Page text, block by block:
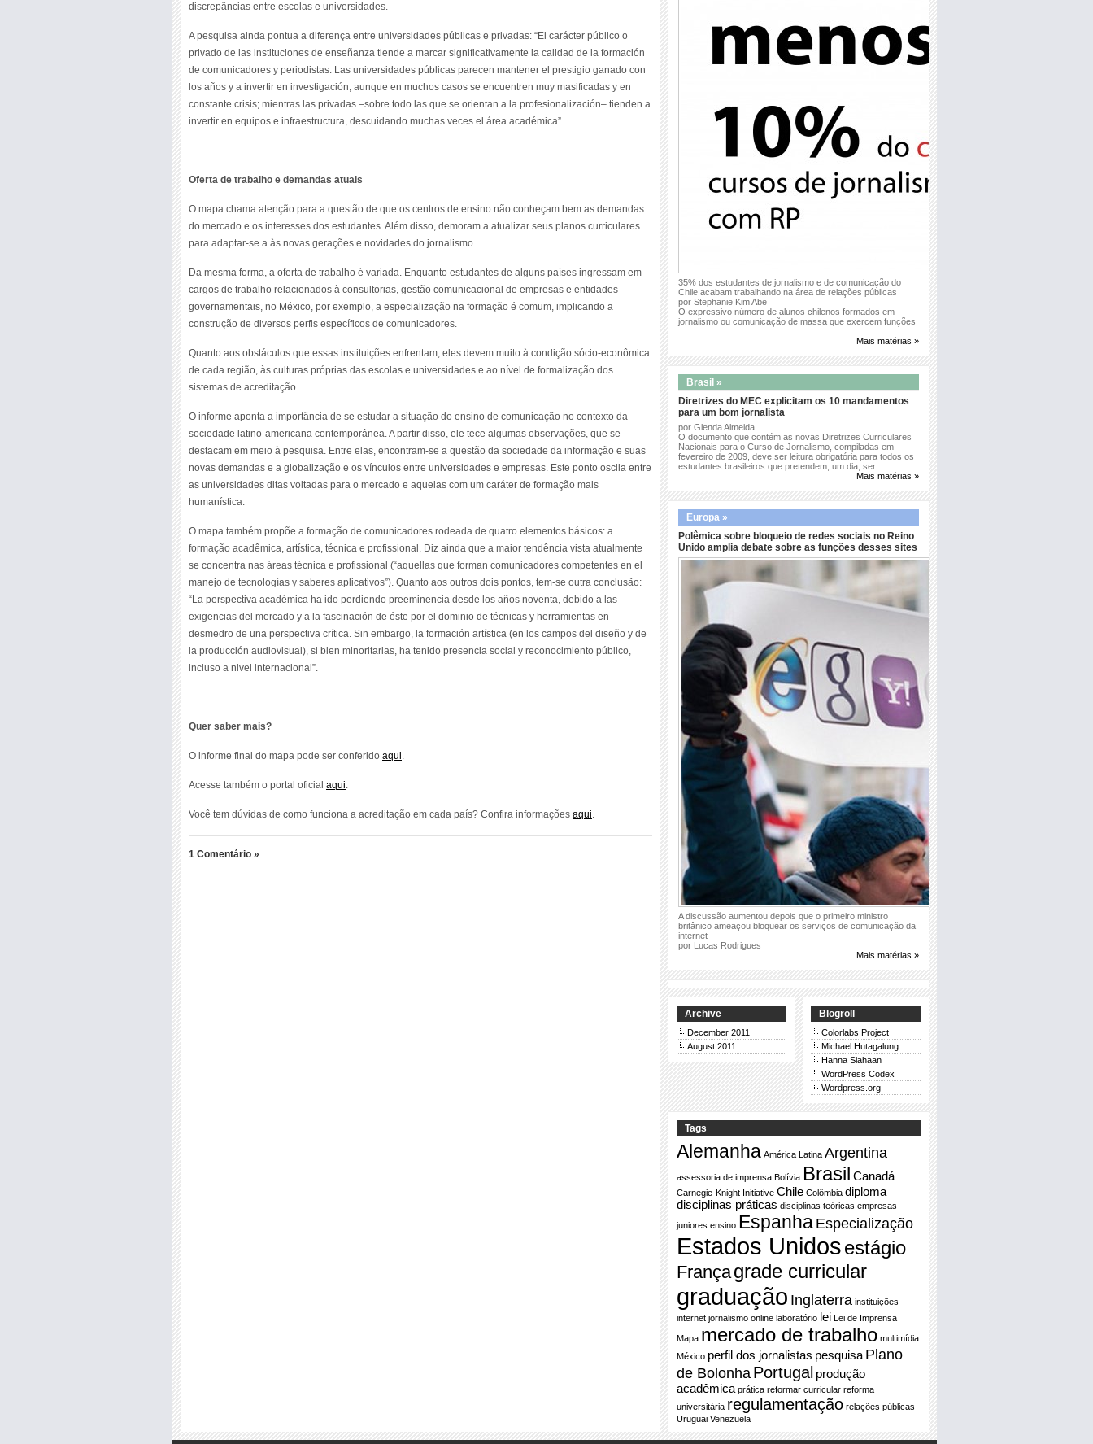
discrepâncias entre escolas e universidades.
A pesquisa ainda pontua a diferença entre universidades públicas e privadas: “El carácter público o
privado de las instituciones de enseñanza tiende a marcar significativamente la calidad de la formación
de comunicadores y periodistas. Las universidades públicas parecen mantener el prestigio ganado con
los años y a invertir en investigación, aunque en muchos casos se encuentren muy masificadas y en
constante crisis; mientras las privadas –sobre todo las que se orientan a la profesionalización– tienden a
invertir en equipos e infraestructura, descuidando muchas veces el área académica”.
Oferta de trabalho e demandas atuais
O mapa chama atenção para a questão de que os centros de ensino não conheçam bem as demandas
do mercado e os interesses dos estudantes. Além disso, demoram a atualizar seus planos curriculares
para adaptar-se a às novas gerações e novidades do jornalismo.
Da mesma forma, a oferta de trabalho é variada. Enquanto estudantes de alguns países ingressam em
cargos de trabalho relacionados à consultorias, gestão comunicacional de empresas e entidades
governamentais, no México, por exemplo, a especialização na formação é comum, implicando a
construção de diversos perfis específicos de comunicadores.
Quanto aos obstáculos que essas instituições enfrentam, eles devem muito à condição sócio-econômica
de cada região, às culturas próprias das escolas e universidades e ao nível de formalização dos
sistemas de acreditação.
O informe aponta a importância de se estudar a situação do ensino de comunicação no contexto da
sociedade latino-americana contemporânea. A partir disso, ele tece algumas observações, que se
destacam em meio à pesquisa. Entre elas, encontram-se a questão da sociedade da informação e suas
novas demandas e a globalização e os vínculos entre universidades e empresas. Este ponto oscila entre
as universidades ditas voltadas para o mercado e aquelas com um caráter de formação mais
humanística.
O mapa também propõe a formação de comunicadores rodeada de quatro elementos básicos: a
formação acadêmica, artística, técnica e profissional. Diz ainda que a maior tendência vista atualmente
se concentra nas áreas técnica e profissional (“aquellas que forman comunicadores competentes en el
manejo de tecnologías y saberes aplicativos”). Quanto aos outros dois pontos, tem-se outra conclusão:
“La perspectiva académica ha ido perdiendo preeminencia desde los años noventa, debido a las
exigencias del mercado y a la fascinación de éste por el dominio de técnicas y herramientas en
desmedro de una perspectiva crítica. Sin embargo, la formación artística (en los campos del diseño y de
la producción audiovisual), si bien minoritarias, ha tenido presencia social y reconocimiento público,
incluso a nivel internacional”.
Quer saber mais?
O informe final do mapa pode ser conferido aqui.
Acesse também o portal oficial aqui.
Você tem dúvidas de como funciona a acreditação em cada país? Confira informações aqui.
1 Comentário »
35% dos estudantes de jornalismo e de comunicação do
Chile acabam trabalhando na área de relações públicas
por Stephanie Kim Abe
O expressivo número de alunos chilenos formados em
jornalismo ou comunicação de massa que exercem funções
Mais matérias »
Brasil »
Diretrizes do MEC explicitam os 10 mandamentos
para um bom jornalista
por Glenda Almeida
O documento que contém as novas Diretrizes Curriculares
Nacionais para o Curso de Jornalismo, compiladas em
fevereiro de 2009, deve ser leitura obrigatória para todos os
estudantes brasileiros que pretendem, um dia, ser …
Mais matérias »
Europa »
Polêmica sobre bloqueio de redes sociais no Reino
Unido amplia debate sobre as funções desses sites
A discussão aumentou depois que o primeiro ministro
britânico ameaçou bloquear os serviços de comunicação da
internet
por Lucas Rodrigues
Mais matérias »
Archive
December 2011
August 2011
Blogroll
Colorlabs Project
Michael Hutagalung
Hanna Siahaan
WordPress Codex
Wordpress.org
Tags
Alemanha América Latina Argentina
assessoria de imprensa Bolívia Brasil Canadá
Carnegie-Knight Initiative Chile Colômbia diploma
disciplinas práticas disciplinas teóricas empresas
juniores ensino Espanha Especialização
Estados Unidosestágio
Françagrade curricular
graduação Inglaterra instituições
internet jornalismo online laboratório lei Lei de Imprensa
Mapa mercado de trabalho multimídia
México perfil dos jornalistas pesquisa Plano
de Bolonha Portugal produção
acadêmica prática reformar curricular reforma
universitária regulamentação relações públicas
Uruguai Venezuela